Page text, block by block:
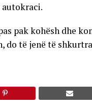
pak kohësh dhe
do të jenë të